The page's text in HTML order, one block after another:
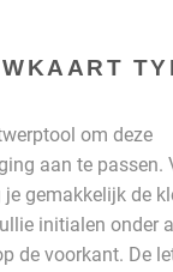
om deze
aan te passen.
gemakkelijk de
initialen onder
de voorkant. De